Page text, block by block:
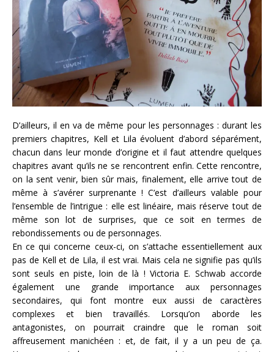
D’ailleurs, il en va de même pour les personnages : durant les
premiers chapitres, Kell et Lila évoluent d’abord séparément,
chacun dans leur monde d’origine et il faut attendre quelques
chapitres avant qu’ils ne se rencontrent enfin. Cette rencontre,
on la sent venir, bien sûr mais, finalement, elle arrive tout de
même à s’avérer surprenante ! C’est d’ailleurs valable pour
l’ensemble de l’intrigue : elle est linéaire, mais réserve tout de
même son lot de surprises, que ce soit en termes de
rebondissements ou de personnages.
En ce qui concerne ceux-ci, on s’attache essentiellement aux
pas de Kell et de Lila, il est vrai. Mais cela ne signifie pas qu’ils
sont seuls en piste, loin de là ! Victoria E. Schwab accorde
également une grande importance aux personnages
secondaires, qui font montre eux aussi de caractères
complexes et bien travaillés. Lorsqu’on aborde les
antagonistes, on pourrait craindre que le roman soit
affreusement manichéen : et, de fait, il y a un peu de ça.